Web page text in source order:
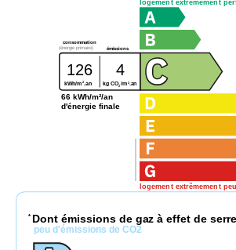
logement extrêmement
logement extrêmement
consommation
émissions
(énergie primaire)
126 4
kWh/m 2 .an kg CO2/m2.an
66 kWh/m²/an
d'énergie finale
* Dont émissions de gaz à effet de serre
peu d'émissions de CO2